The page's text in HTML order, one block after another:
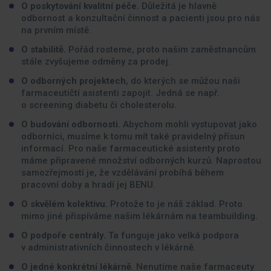
O poskytování kvalitní péče. Důležitá je hlavně
odbornost a konzultační činnost a pacienti jsou pro nás
na prvním místě.
O stabilitě. Pořád rosteme, proto našim zaměstnancům
stále zvyšujeme odměny za prodej.
O odborných projektech, do kterých se můžou naši
farmaceutičtí asistenti zapojit. Jedná se např.
o screening diabetu či cholesterolu.
O budování odbornosti. Abychom mohli vystupovat jako
odborníci, musíme k tomu mít také pravidelný přísun
informací. Pro naše farmaceutické asistenty proto
máme připravené množství odborných kurzů. Naprostou
samozřejmostí je, že vzdělávání probíhá během
pracovní doby a hradí jej BENU.
O skvělém kolektivu. Protože to je náš základ. Proto
mimo jiné přispíváme našim lékárnám na teambuilding.
O podpoře centrály. Ta funguje jako velká podpora
v administrativních činnostech v lékárně.
O jedné konkrétní lékárně. Nenutíme naše farmaceuty